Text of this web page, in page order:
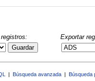
Guardar
Exportar
Búsqueda avanzada Búsqueda